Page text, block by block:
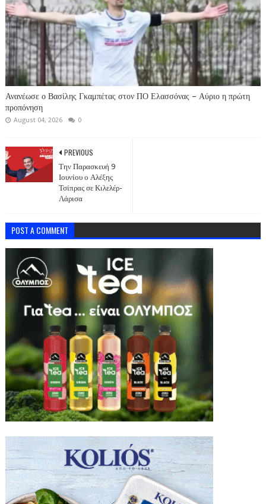
Ανανέωσε ο Βασίλης Γκαμπέτας στον ΠΟ Ελασσόνας – Αύριο η πρώτη
προπόνηση
August 04, 2026 0
PREVIOUS
Την Παρασκευή 9
Ιουνίου ο Αλέξης
Τσίπρας σε Κιλελέρ-
Λάρισα
POST A COMMENT